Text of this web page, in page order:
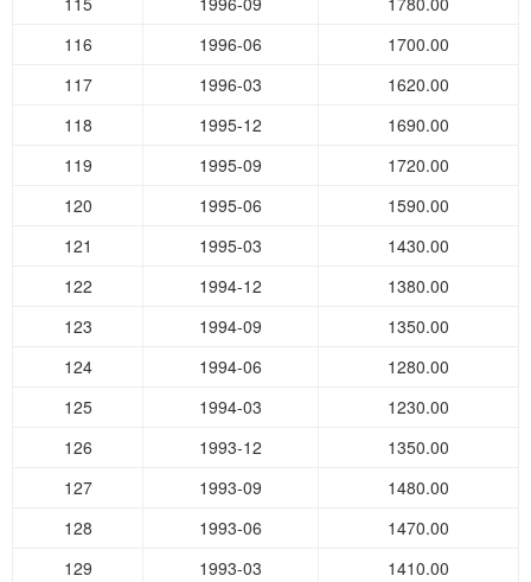
116
1996-06
1700.00
117
1996-03
1620.00
118
1995-12
1690.00
119
1995-09
1720.00
120
1995-06
1590.00
121
1995-03
1430.00
122
1994-12
1380.00
123
1994-09
1350.00
124
1994-06
1280.00
125
1994-03
1230.00
126
1993-12
1350.00
127
1993-09
1480.00
128
1993-06
1470.00
129
1993-03 1410.00